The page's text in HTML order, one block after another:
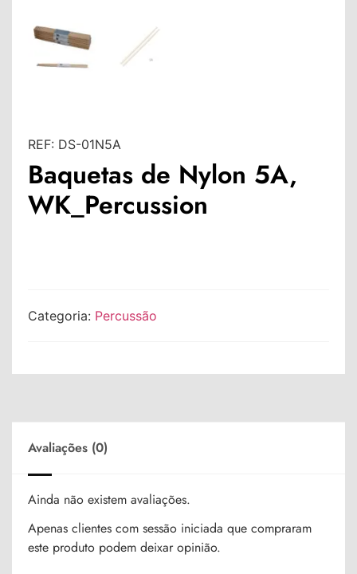
REF: DS-01N5A
Baquetas de Nylon 5A,
WK_Percussion
Categoria: Percussão
Avaliações (0)
Ainda não existem avaliações.
Apenas clientes com sessão iniciada que compraram
este produto podem deixar opinião.